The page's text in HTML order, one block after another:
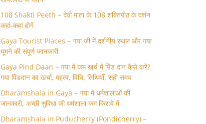
108 Shakti Peeth – देवी माता के 108 शक्तिपीठ के दर्शन
कहां-कहां होगें
Gaya Tourist Places – गया जी में दर्शनीय स्थल और गया
घूमने की संपूर्ण जानकारी
Gaya Pind Daan – गया में कम खर्च में पिंड दान कैसे करें?
गया पिंडदान का खर्चा, महत्व, विधि, तिथियाँ, सही समय
Dharamshala in Gaya – गया में धर्मशालाओं की
जानकारी, अच्छी सुविधा की धर्मशाला कम किराये में
Dharamshala in Puducherry (Pondicherry) –